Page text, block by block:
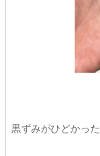
黒ずみがひどかっ